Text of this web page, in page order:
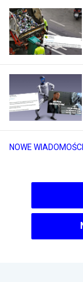
NOWE WIADOMOŚCI